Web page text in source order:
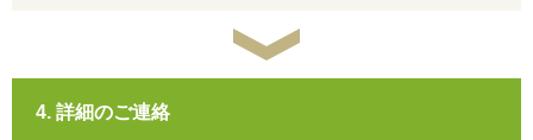
4. 詳細のご連絡